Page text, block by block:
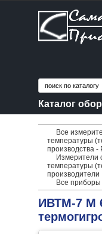
Каталог
Все
температуры
производства -
Измерители
температуры
производители
Все приборы
ИВТМ-7 М